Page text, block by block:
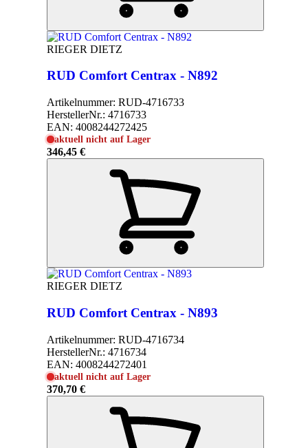
RIEGER DIETZ
RUD Comfort Centrax - N892
Artikelnummer: RUD-4716733
HerstellerNr.: 4716733
EAN: 4008244272425
aktuell nicht auf Lager
346,45 €
RIEGER DIETZ
RUD Comfort Centrax - N893
Artikelnummer: RUD-4716734
HerstellerNr.: 4716734
EAN: 4008244272401
aktuell nicht auf Lager
370,70 €